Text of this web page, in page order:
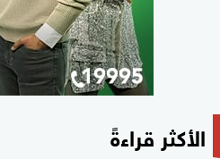
الأكثر قراءةً